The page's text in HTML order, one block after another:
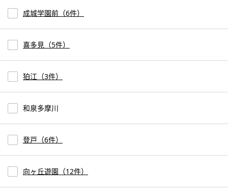
成城学園前（6件）
喜多見（5件）
狛江（3件）
和泉多摩川
登戸（6件）
向ヶ丘遊園（12件）